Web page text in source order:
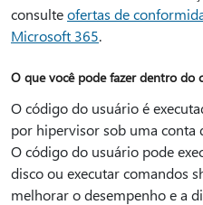
consulteofertas de
Microsoft 365.
O que você pode fazer dentro do
O código do usuário é
por hipervisor sob uma
O código do usuário pode
disco ou executar comandos
melhorar o desempenho e a